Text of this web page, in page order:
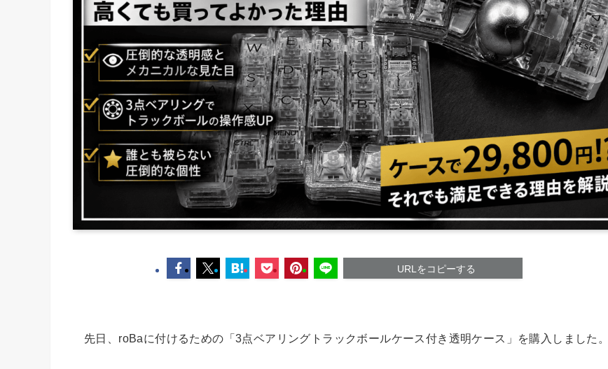
URLをコピーする
先日、roBaに付けるための「3点ベアリングトラックボールケース付き透明ケース」を購入しました。